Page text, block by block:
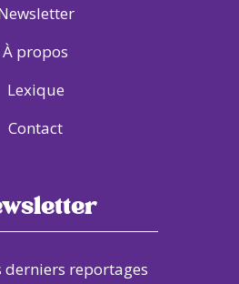
À propos
Lexique
Contact
derniers reportages